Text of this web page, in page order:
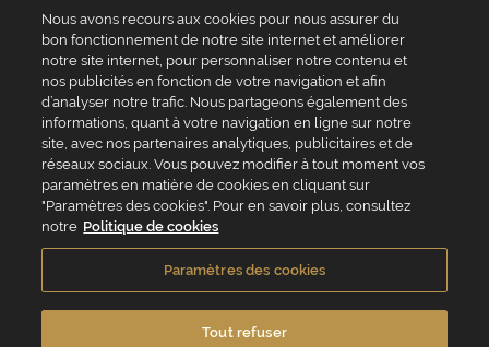
Contactez-nous
Republica del cacao
Service client
04 75 07 51 51
Du lundi au jeudi : 8h - 18h
Le vendredi : 8h - 17h
VALRHONA FRANCE - ZA Les Fleurons - 315 Allée des Bergerons -
Conditions générales de vente Politique de cookies Vie privée
Nous avons recours aux cookies pour nous assurer du
bon fonctionnement de notre site internet et améliorer
notre site internet, pour personnaliser notre contenu et
nos publicités en fonction de votre navigation et afin
d’analyser notre trafic. Nous partageons également des
informations, quant à votre navigation en ligne sur notre
site, avec nos partenaires analytiques, publicitaires et de
réseaux sociaux. Vous pouvez modifier à tout moment vos
paramètres en matière de cookies en cliquant sur
"Paramètres des cookies". Pour en savoir plus, consultez
notre Politique de cookies
Paramètres des cookies
Tout refuser